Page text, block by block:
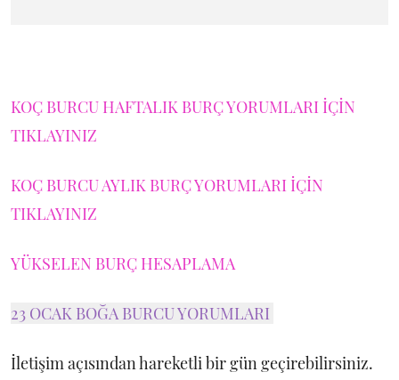
KOÇ BURCU HAFTALIK BURÇ YORUMLARI İÇİN
TIKLAYINIZ
KOÇ BURCU AYLIK BURÇ YORUMLARI İÇİN
TIKLAYINIZ
YÜKSELEN BURÇ HESAPLAMA
23 OCAK BOĞA BURCU YORUMLARI
İletişim açısından hareketli bir gün geçirebilirsiniz.